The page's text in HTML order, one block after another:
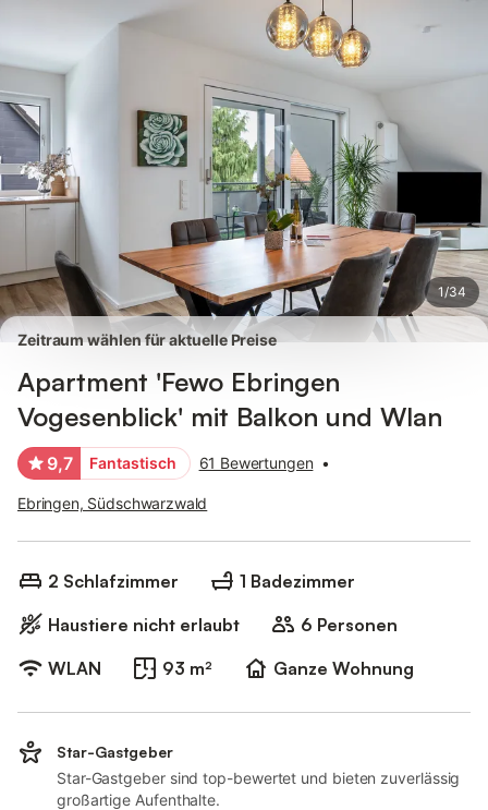
1/34
Ausstattung Bewertungen
Zeitraum wählen für aktuelle Preise
Apartment 'Fewo Ebringen
Vogesenblick' mit Balkon und Wlan
9,7 Fantastisch 61 Bewertungen •
Ebringen, Südschwarzwald
2 Schlafzimmer
1 Badezimmer
Haustiere nicht erlaubt
6 Personen
WLAN
93 m² Ganze Wohnung
Star-Gastgeber
Star-Gastgeber sind top-bewertet und bieten zuverlässig
großartige Aufenthalte.